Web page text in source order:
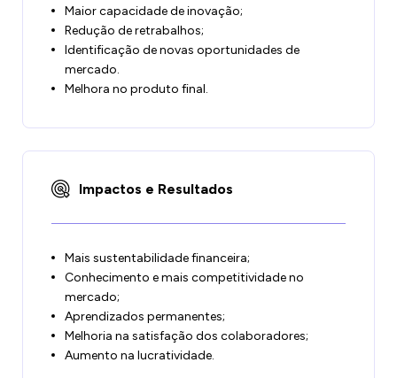
Maior capacidade de inovação;
Redução de retrabalhos;
Identificação de novas oportunidades de
mercado.
Melhora no produto final.
Impactos e Resultados
Mais sustentabilidade financeira;
Conhecimento e mais competitividade no
mercado;
Aprendizados permanentes;
Melhoria na satisfação dos colaboradores;
Aumento na lucratividade.